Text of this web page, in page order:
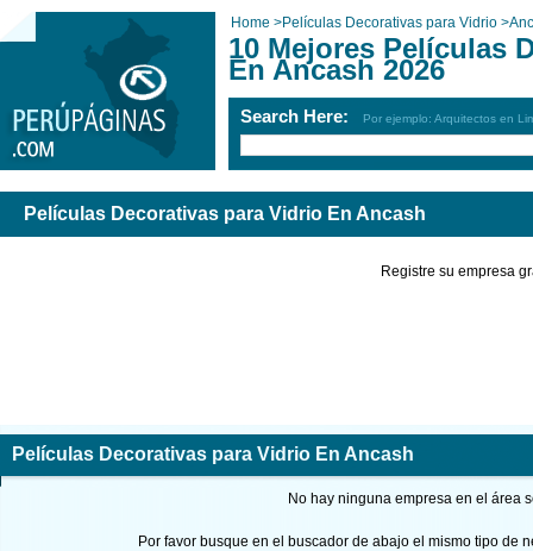
Home >Películas Decorativas para Vidrio >
10 Mejores Películas
En Ancash 2026
Search Here: Por ejemplo: Arquitectos en
Películas Decorativas para Vidrio En Ancash
Registre su empresa
Películas Decorativas para Vidrio En Ancash
No hay ninguna empresa en el área
Por favor busque en el buscador de abajo el mismo tipo de